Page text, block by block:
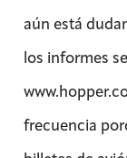
aún está
los informes
frecuencia